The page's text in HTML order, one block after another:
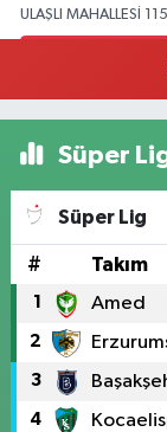
ULAŞLI MAHALLESİ
Süper
Süper Lig
# Takım
1 Amed
2
3
4